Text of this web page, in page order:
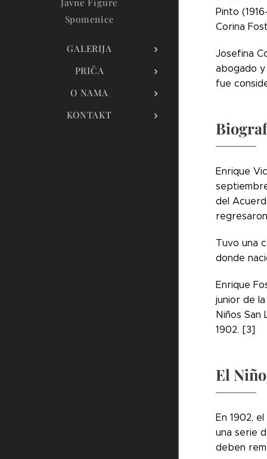
Spomenice
GALERIJA
PRIČA
O NAMA
KONTAKT
Pinto
Corina
Josefina
abogado
fue
Enrique
del
Tuvo una
donde
Enrique
junior de
Niños San
1902. [3]
El
En 1902,
una serie
deben